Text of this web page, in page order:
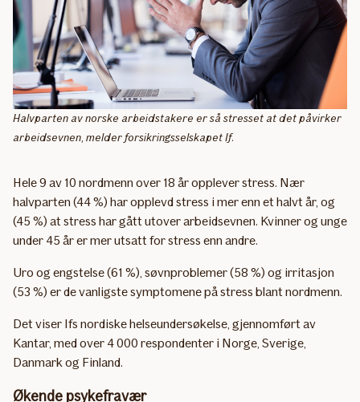
Halvparten av norske arbeidstakere er så stresset at det påvirker
arbeidsevnen, melder forsikringsselskapet If.
Hele 9 av 10 nordmenn over 18 år opplever stress. Nær
halvparten (44 %) har opplevd stress i mer enn et halvt år, og
(45 %) at stress har gått utover arbeidsevnen. Kvinner og unge
under 45 år er mer utsatt for stress enn andre.
Uro og engstelse (61 %), søvnproblemer (58 %) og irritasjon
(53 %) er de vanligste symptomene på stress blant nordmenn.
Det viser Ifs nordiske helseundersøkelse, gjennomført av
Kantar, med over 4 000 respondenter i Norge, Sverige,
Danmark og Finland.
Økende psykefravær